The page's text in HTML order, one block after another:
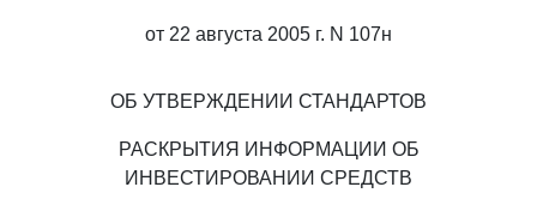
от 22 августа 2005 г. N 107н
ОБ УТВЕРЖДЕНИИ СТАНДАРТОВ
РАСКРЫТИЯ ИНФОРМАЦИИ ОБ
ИНВЕСТИРОВАНИИ СРЕДСТВ